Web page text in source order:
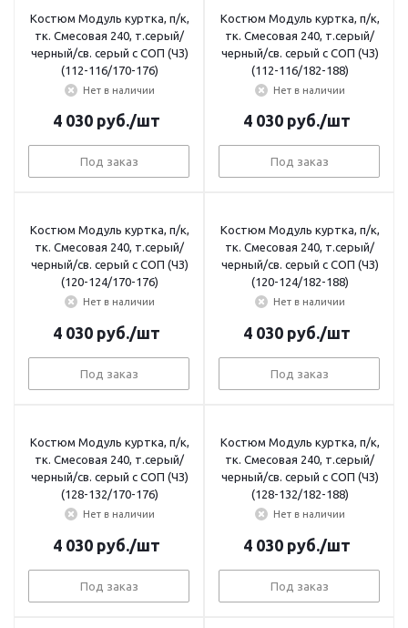
Костюм Модуль куртка, п/к,
тк. Смесовая 240, т.серый/
черный/св. серый с СОП (ЧЗ)
(112-116/170-176)
Нет в наличии
4 030руб./шт
Под заказ
Костюм Модуль куртка, п/к,
тк. Смесовая 240, т.серый/
черный/св. серый с СОП (ЧЗ)
(112-116/182-188)
Нет в наличии
4 030руб./шт
Под заказ
Костюм Модуль куртка, п/к,
тк. Смесовая 240, т.серый/
черный/св. серый с СОП (ЧЗ)
(120-124/170-176)
Нет в наличии
4 030руб./шт
Под заказ
Костюм Модуль куртка, п/к,
тк. Смесовая 240, т.серый/
черный/св. серый с СОП (ЧЗ)
(120-124/182-188)
Нет в наличии
4 030руб./шт
Под заказ
Костюм Модуль куртка, п/к,
тк. Смесовая 240, т.серый/
черный/св. серый с СОП (ЧЗ)
(128-132/170-176)
Нет в наличии
4 030руб./шт
Под заказ
Костюм Модуль куртка, п/к,
тк. Смесовая 240, т.серый/
черный/св. серый с СОП (ЧЗ)
(128-132/182-188)
Нет в наличии
4 030руб./шт
Под заказ